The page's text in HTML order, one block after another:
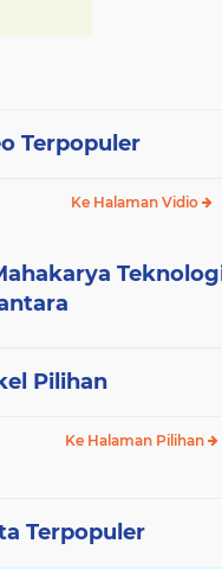
Terpopuler
Ke Halaman Vidio
Pilihan
Ke Halaman Pilihan
Terpopuler